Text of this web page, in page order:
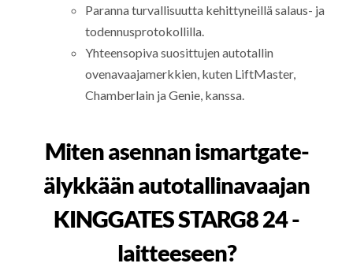
Paranna turvallisuutta kehittyneillä salaus- ja
todennusprotokollilla.
Yhteensopiva suosittujen autotallin
ovenavaajamerkkien, kuten LiftMaster,
Chamberlain ja Genie, kanssa.
Miten asennan ismartgate-
älykkään autotallinavaajan
KINGGATES STARG8 24 -
laitteeseen?